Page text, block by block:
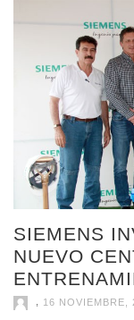
SIEMENS
NUEVO
, 16 NOVIEMBRE,